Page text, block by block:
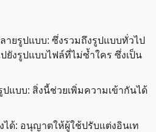
ายรูปแบบ: ซึ่งรวมถึงรูปแบบทั่วไป
ยังรูปแบบไฟล์ที่ไม่ซ้ำใคร ซึ่งเป็น
ปแบบ: สิ่งนี้ช่วยเพิ่มความเข้ากันได้
ได้: อนุญาตให้ผู้ใช้ปรับแต่งอินเท